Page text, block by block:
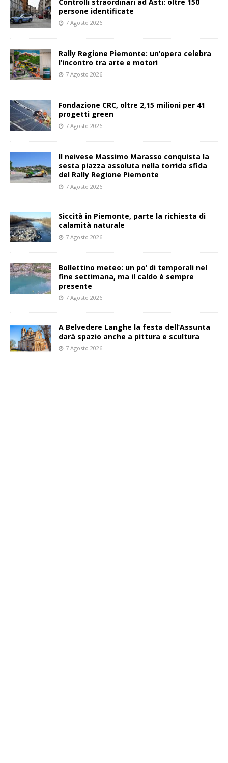
persone identificate
7 Agosto 2026
Rally Regione Piemonte: un’opera celebra
l’incontro tra arte e motori
7 Agosto 2026
Fondazione CRC, oltre 2,15 milioni per 41
progetti green
7 Agosto 2026
Il neivese Massimo Marasso conquista la
sesta piazza assoluta nella torrida sfida
del Rally Regione Piemonte
7 Agosto 2026
Siccità in Piemonte, parte la richiesta di
calamità naturale
7 Agosto 2026
Bollettino meteo: un po’ di temporali nel
fine settimana, ma il caldo è sempre
presente
7 Agosto 2026
A Belvedere Langhe la festa dell’Assunta
darà spazio anche a pittura e scultura
7 Agosto 2026